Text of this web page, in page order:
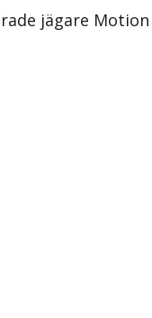
jägare Motion